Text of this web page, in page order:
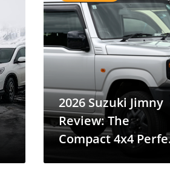
2026 Suzuki Jimny
Review: The
Compact 4x4